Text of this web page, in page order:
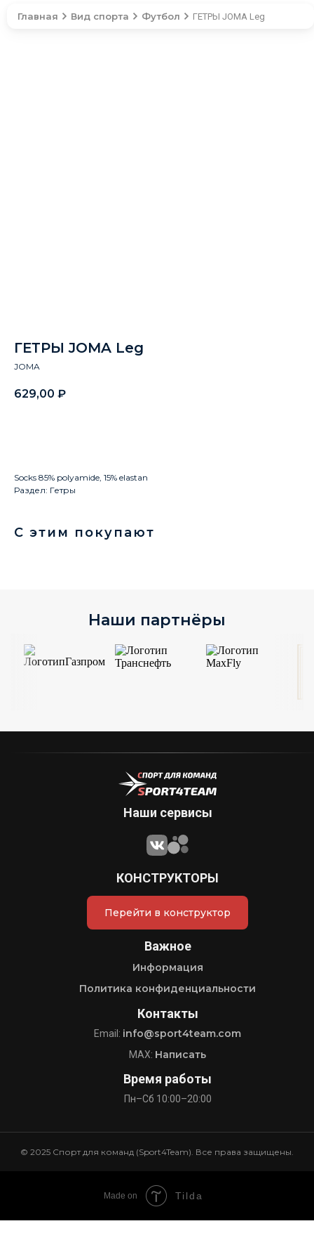
Главная Вид спорта Футбол ГЕТРЫ JOMA Leg
ГЕТРЫ JOMA Leg
JOMA
629,00 ₽
Socks 85% polyamide, 15% elastan
Раздел: Гетры
С этим покупают
Наши партнёры
Наши сервисы
КОНСТРУКТОРЫ
Перейти в конструктор
Важное
Информация
Политика конфиденциальности
Контакты
Email: info@sport4team.com
MAX: Написать
Время работы
Пн–Сб 10:00–20:00
© 2025 Спорт для команд (Sport4Team). Все права защищены.
Made on Tilda